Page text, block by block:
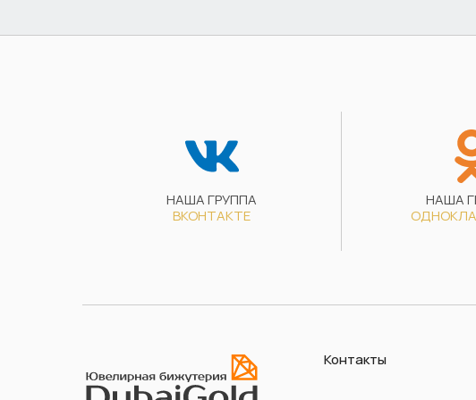
НАША ГРУППА
ВКОНТАКТЕ
НАША
Контакты